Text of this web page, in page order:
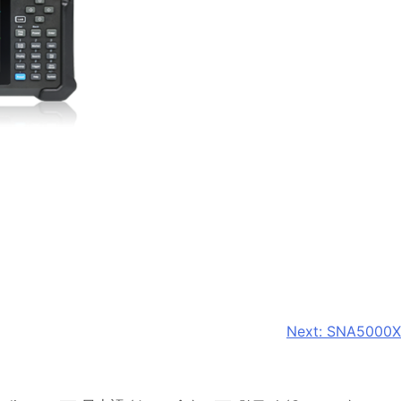
Next: SNA5000X